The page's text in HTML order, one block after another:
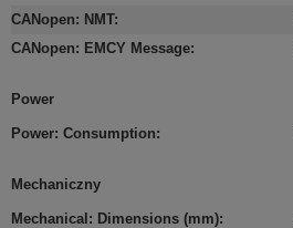
CANopen: NMT:
CANopen: EMCY Message:
Power
Power: Consumption:
Mechaniczny
Mechanical: Dimensions (mm):